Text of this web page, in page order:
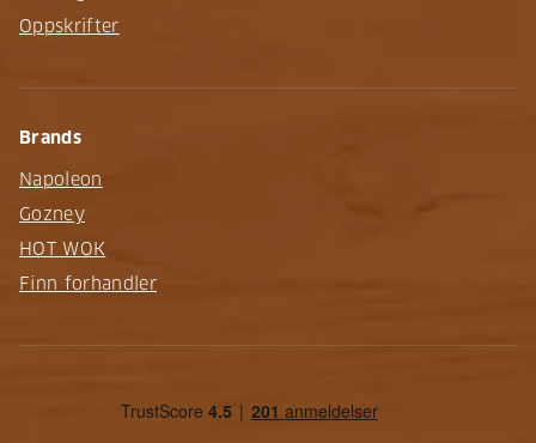
Oppskrifter
Brands
Napoleon
Gozney
HOT WOK
Finn forhandler